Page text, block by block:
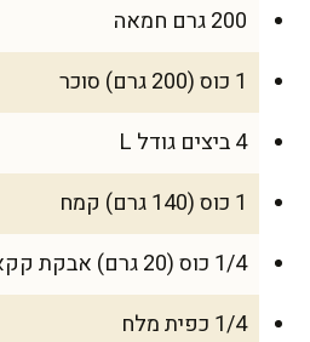
200 גרם חמאה
1 כוס (200 גרם) סוכר
4 ביצים גודל L
1 כוס (140 גרם) קמח
1/4 כוס (20 גרם) אבקת קקאו איכותית
1/4 כפית מלח